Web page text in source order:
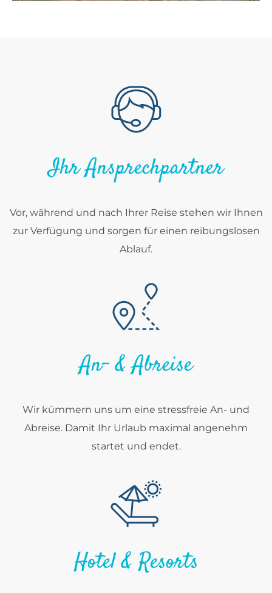
Ihr Ansprechpartner
Vor, während und nach Ihrer Reise stehen wir Ihnen
zur Verfügung und sorgen für einen reibungslosen
Ablauf.
An- & Abreise
Wir kümmern uns um eine stressfreie An- und
Abreise. Damit Ihr Urlaub maximal angenehm
startet und endet.
Hotel & Resorts